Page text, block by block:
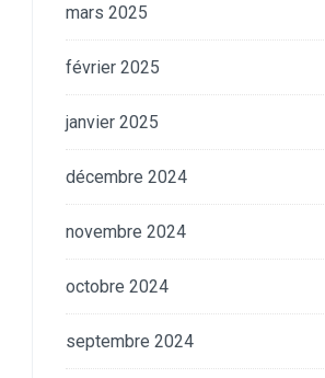
mars 2025
février 2025
janvier 2025
décembre 2024
novembre 2024
octobre 2024
septembre 2024